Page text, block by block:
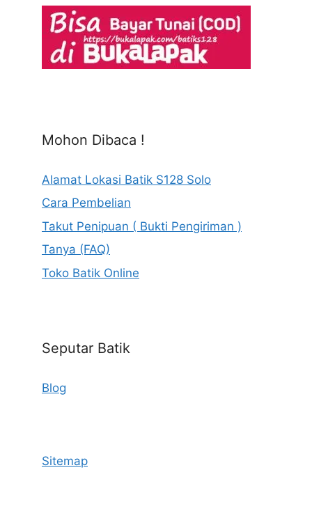
Mohon Dibaca !
Alamat Lokasi Batik S128 Solo
Cara Pembelian
Takut Penipuan ( Bukti Pengiriman )
Tanya (FAQ)
Toko Batik Online
Seputar Batik
Blog
Sitemap